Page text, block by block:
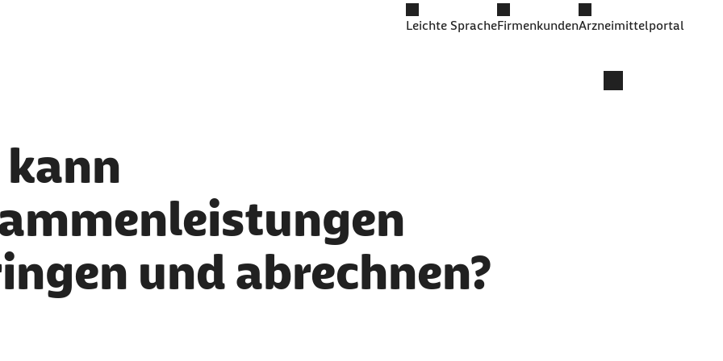
Leichte SpracheFirmenkundenArzneimittelportal
kann
und abrechnen?
als